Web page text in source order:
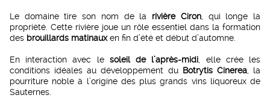
Le domaine tire son nom de la rivière Ciron, qui longe la
propriété. Cette rivière joue un rôle essentiel dans la formation
des brouillards matinauxen fin d’été et début d’automne.
En interaction avec le soleil de l’après-midi , elle crée les
conditions idéales au développement du Botrytis Cinerea, la
pourriture noble à l’origine des plus grands vins liquoreux de
Sauternes.